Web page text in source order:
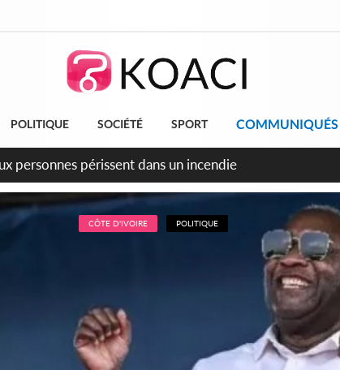
POLITIQUE SOCIÉTÉ SPORT COMMUNIQUÉS
de la fête nationale transformée en vaste
CÔTE D'IVOIRE POLITIQUE